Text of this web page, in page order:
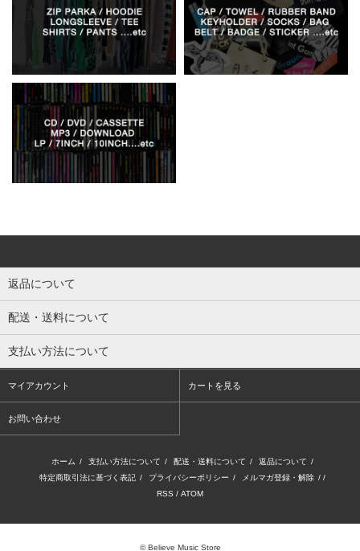
返品について
配送・送料について
支払い方法について
マイアカウント カートを見る
お問い合わせ
ホーム / 支払い方法について / 配送・送料について / 返品について /
特定商取引法に基づく表記 / プライバシーポリシー / メルマガ登録・解除 / /
RSS / ATOM
© Believe Music Store